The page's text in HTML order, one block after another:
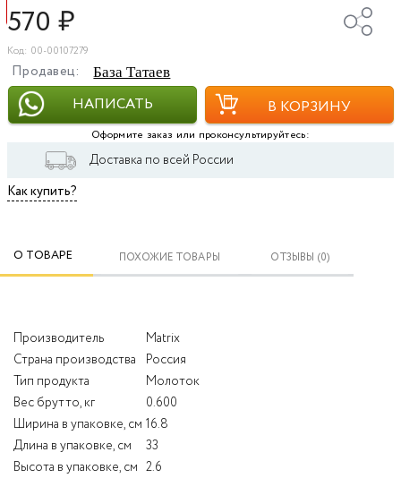
570 ₽
Код: 00-00107279
Продавец: База Татаев
НАПИСАТЬ В КОРЗИНУ
Оформите заказ или проконсультируйтесь:
Доставка по всей России
Как купить?
О ТОВАРЕ ПОХОЖИЕ ТОВАРЫ ОТЗЫВЫ (0)
Производитель
Matrix
Страна производства
Россия
Тип продукта
Молоток
Вес брутто, кг
0.600
Ширина в упаковке, см 16.8
Длина в упаковке, см
33
Высота в упаковке, см 2.6